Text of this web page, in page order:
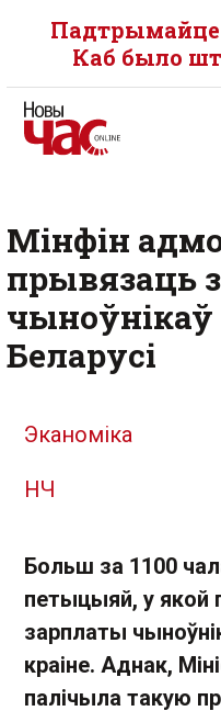
Падтрымайце
Каб было
Мінфін
прывязаць
чыноўнікаў
Беларусі
Эканоміка
НЧ
Больш за 1100
петыцыяй, у якой
зарплаты
краіне. Аднак,
палічыла такую